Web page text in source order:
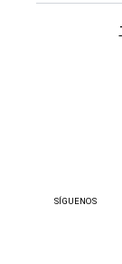
SÍGUENOS